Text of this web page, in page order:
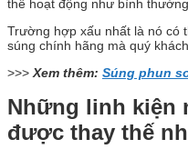
thể hoạt động như bình
Trường hợp xấu nhất là nó có
súng chính hãng mà quý
>>> Xem thêm: Súng phun
Những linh kiện
được thay thế